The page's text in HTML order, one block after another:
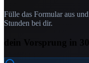
Fülle das Formular aus
Stunden bei dir.
dein Vorsprung in